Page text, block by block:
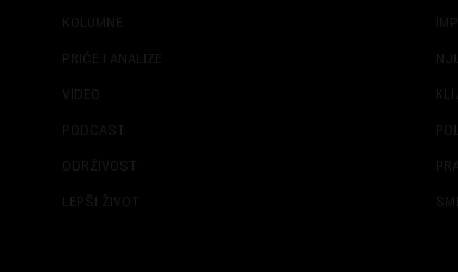
KOLUMNE
PRIČE I ANALIZE
VIDEO
PODCAST
ODRŽIVOST
LEPŠI ŽIVOT